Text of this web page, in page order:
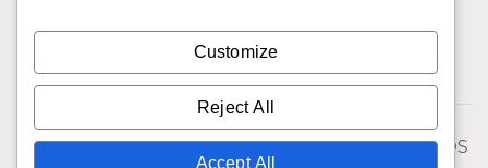
Área do Cliente
Livro de Reclamações
© 2026 Fixngo TODOS OS DIREITOS RESERVADOS
Customize
Reject All
Accept All